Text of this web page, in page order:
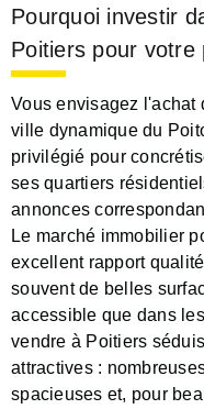
Pourquoi investir
Poitiers pour votre
Vous envisagez l'achat
ville dynamique du
privilégié pour
ses quartiers
annonces
Le marché immobilier
excellent rapport
souvent de belles
accessible que dans
vendre à Poitiers
attractives :
spacieuses et, pour